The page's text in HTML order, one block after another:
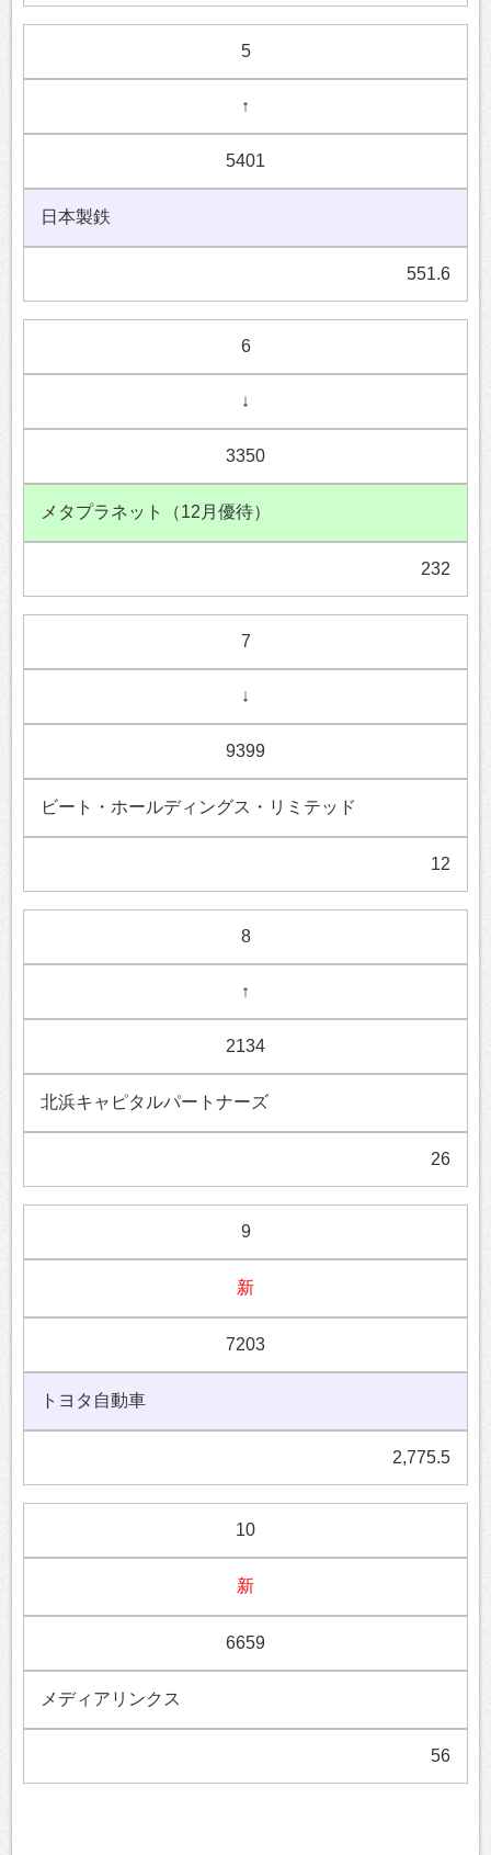
5
↑
5401
日本製鉄
551.6
6
↓
3350
メタプラネット（12月優待）
232
7
↓
9399
ビート・ホールディングス・リミテッド
12
8
↑
2134
北浜キャピタルパートナーズ
26
9
新
7203
トヨタ自動車
2,775.5
10
新
6659
メディアリンクス
56